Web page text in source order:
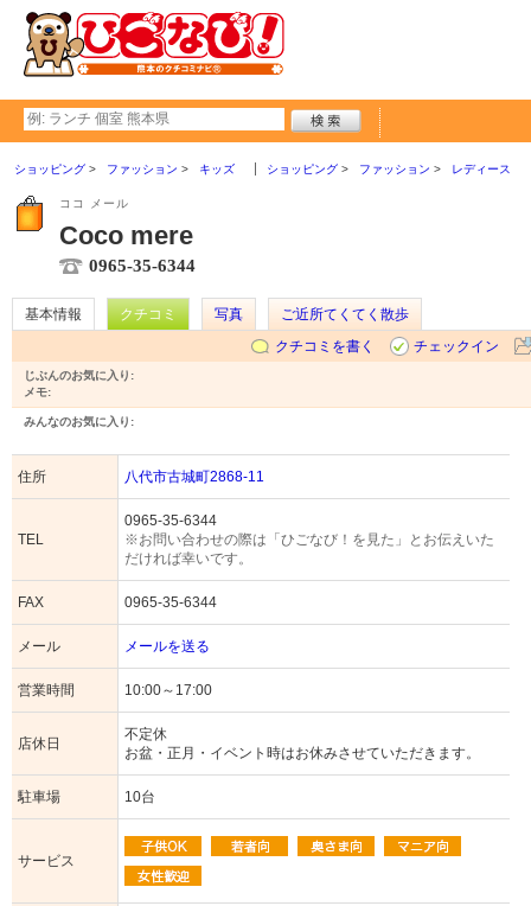
ショッピング ファッション キッズ ショッピング ファッション レディース
ココ メール
Coco mere
0965-35-6344
基本情報 クチコミ 写真
ご近所てくてく散歩
クチコミを書く
チェックイン
じぶんのお気に入り:
メモ:
みんなのお気に入り:
住所 八代市古城町2868-11
TEL
0965-35-6344
※お問い合わせの際は「ひごなび！を見た」とお伝えいた
だければ幸いです。
FAX 0965-35-6344
メール メールを送る
営業時間 10:00～17:00
店休日
不定休
お盆・正月・イベント時はお休みさせていただきます。
駐車場 10台
サービス